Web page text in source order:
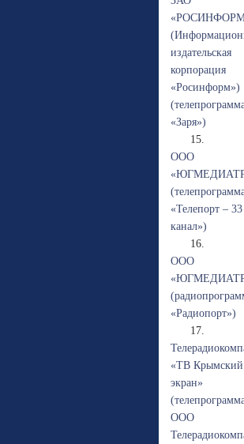
издательская
корпорация
«Росинформ»)
«Заря»)
15.
ООО
«Телепорт – 33
канал»)
16.
ООО
«Радиопорт»)
17.
«ТВ Крымский
экран»
ООО